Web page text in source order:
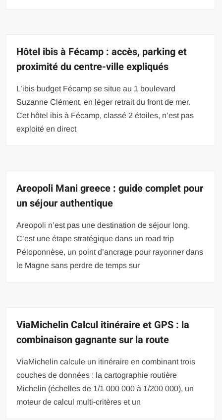
Hôtel ibis à Fécamp : accès, parking et
proximité du centre-ville expliqués
L’ibis budget Fécamp se situe au 1 boulevard
Suzanne Clément, en léger retrait du front de mer.
Cet hôtel ibis à Fécamp, classé 2 étoiles, n’est pas
exploité en direct
Areopoli Mani greece : guide complet pour
un séjour authentique
Areopoli n’est pas une destination de séjour long.
C’est une étape stratégique dans un road trip
Péloponnèse, un point d’ancrage pour rayonner dans
le Magne sans perdre de temps sur
ViaMichelin Calcul itinéraire et GPS : la
combinaison gagnante sur la route
ViaMichelin calcule un itinéraire en combinant trois
couches de données : la cartographie routière
Michelin (échelles de 1/1 000 000 à 1/200 000), un
moteur de calcul multi-critères et un